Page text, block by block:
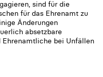
sind für die
für das Ehrenamt zu
Änderungen
absetzbare
Ehrenamtliche bei Unfällen